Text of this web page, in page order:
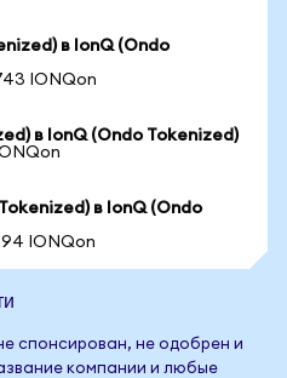
в IonQ (Ondo
IONQon
в IonQ (Ondo Tokenized)
в IonQ (Ondo
IONQon
спонсирован, не одобрен и
компании и любые